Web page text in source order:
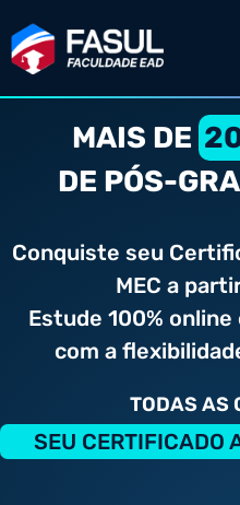
MAIS DE
DE PÓS-
Conquiste seu
MEC a
Estude 100%
com a
TODAS AS
SEU CERTIFICADO